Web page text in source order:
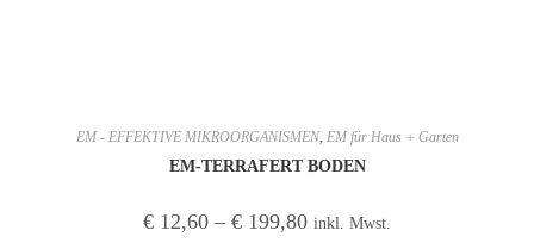
EM - EFFEKTIVE MIKROORGANISMEN, EM für Haus + Garten
EM-TERRAFERT BODEN
€ 12,60 – € 199,80 inkl. Mwst.